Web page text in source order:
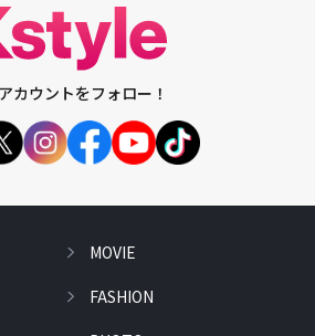
カウントをフォロー！
MOVIE
FASHION